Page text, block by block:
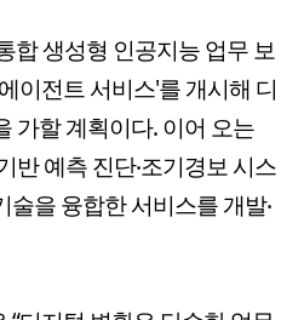
합 생성형 인공지능 업무 보
이전트 서비스'를 개시해 디
가할 계획이다. 이어 오는
반 예측 진단‧조기경보 시스
을 융합한 서비스를 개발‧